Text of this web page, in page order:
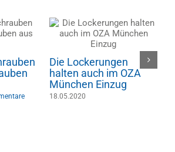
Die Lockerungen
halten auch im OZA
München Einzug
18.05.2020